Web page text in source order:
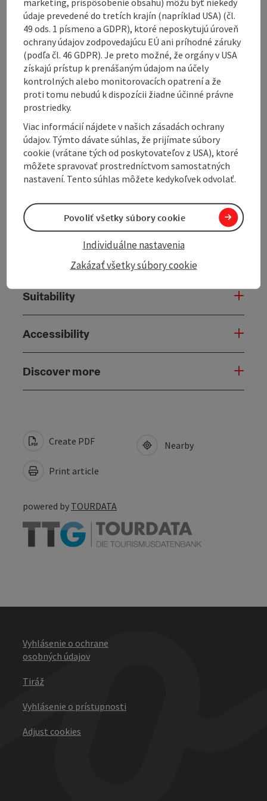
Contact
Opening hours
Kitchen
Equipment
Prices
Arrival
Cabin details
Suitability
Accessibility
Discover more
Create PDF
Print article
Nearby
powered by TOURDATA
Vyhlásenie o ochrane
osobných údajov
Tiráž
Vyhlásenie o prístupnosti
Adjust cookies
údaje prevedené do tretích krajín (napríklad USA) (čl.
49 ods. 1 písmeno a GDPR), ktoré neposkytujú úroveň
ochrany údajov zodpovedajúcu EÚ ani príhodné záruky
(podľa čl. 46 GDPR). Je preto možné, že orgány v USA
získajú prístup k prenášaným údajom na účely
kontrolných alebo monitorovacích opatrení a že
proti tomu nebudú k dispozícii žiadne účinné právne
prostriedky.
Viac informácií nájdete v našich zásadách ochrany
údajov. Týmto dávate súhlas, že prijímate súbory
cookie (vrátane tých od poskytovateľov z USA), ktoré
môžete spravovať prostredníctvom samostatných
nastavení. Tento súhlas môžete kedykoľvek odvolať.
Zakázať všetky súbory cookie
Individuálne nastavenia
Povoliť všetky súbory cookie